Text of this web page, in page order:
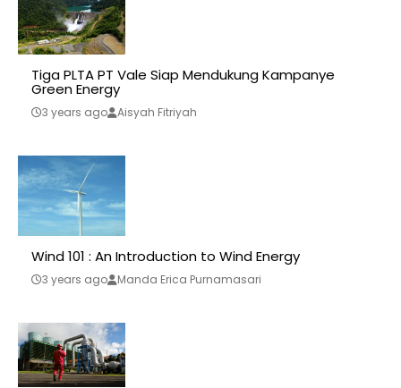
Tiga PLTA PT Vale Siap Mendukung Kampanye
Green Energy
3 years ago Aisyah Fitriyah
Wind 101 : An Introduction to Wind Energy
3 years ago Manda Erica Purnamasari